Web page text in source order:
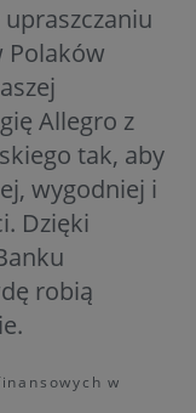
Polaków
Allegro z
tak, aby
wygodniej i
Dzięki
robią
w